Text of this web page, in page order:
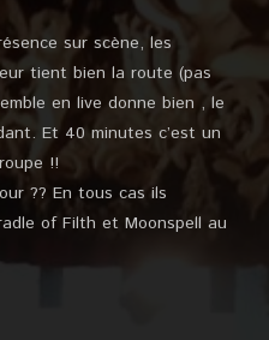
sur scène, les
tient bien la route (pas
en live donne bien , le
Et 40 minutes c’est un
!!
?? En tous cas ils
of Filth et Moonspell au